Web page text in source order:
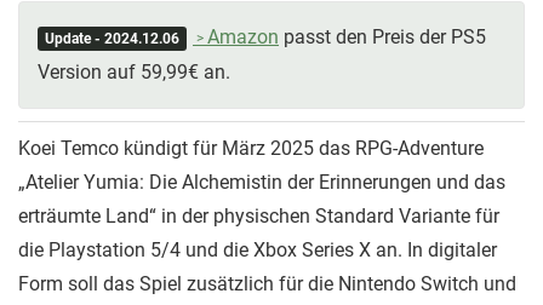
Update - 2024.12.06 Amazon passt den Preis der PS5
Version auf 59,99€ an.
Koei Temco kündigt für März 2025 das RPG-Adventure
„Atelier Yumia: Die Alchemistin der Erinnerungen und das
erträumte Land“ in der physischen Standard Variante für
die Playstation 5/4 und die Xbox Series X an. In digitaler
Form soll das Spiel zusätzlich für die Nintendo Switch und